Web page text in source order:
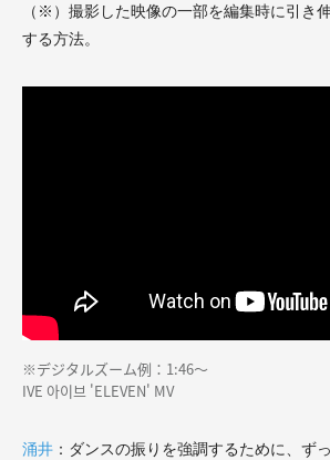
（※）撮影した映像の一部を編集時に引き
する方法。
※デジタルズーム例：1:46～
IVE 아이브 'ELEVEN' MV
涌井 ：ダンスの振りを強調するために、ず